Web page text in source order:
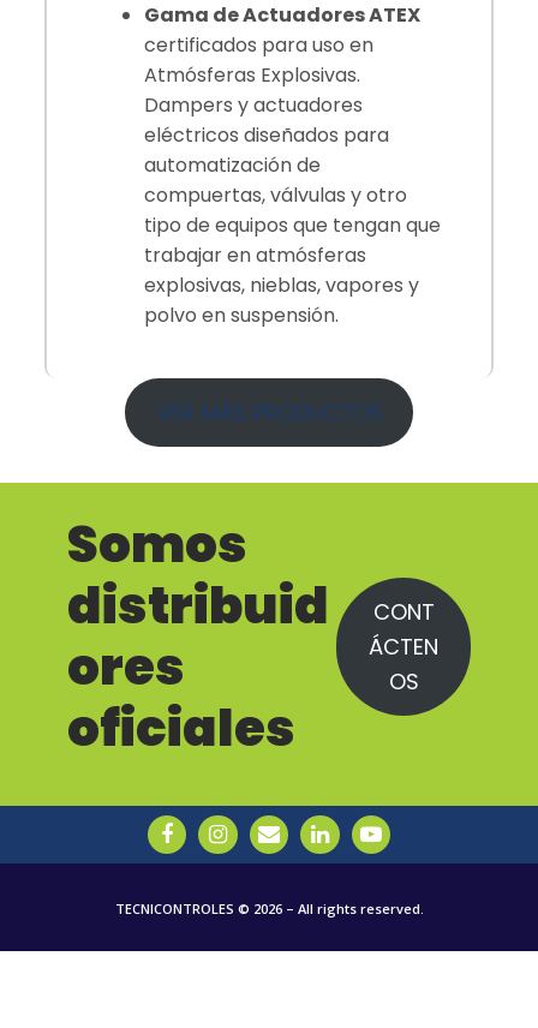
Gama de Actuadores ATEX
certificados para uso en
Atmósferas Explosivas.
Dampers y actuadores
eléctricos diseñados para
automatización de
compuertas, válvulas y otro
tipo de equipos que tengan que
trabajar en atmósferas
explosivas, nieblas, vapores y
polvo en suspensión.
VER MÁS PRODUCTOS
Somos
distribuid
ores
oficiales
CONT
ÁCTEN
OS
TECNICONTROLES © 2026 – All rights reserved.